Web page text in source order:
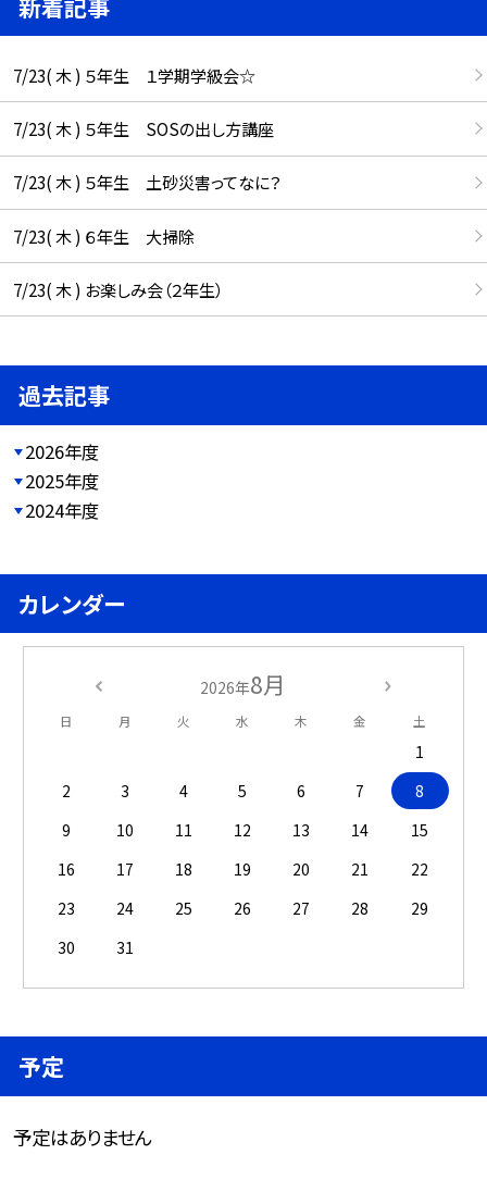
7/23( 木 ) ５年生 １学期学級会☆
7/23( 木 ) ５年生 SOSの出し方講座
7/23( 木 ) ５年生 土砂災害ってなに？
7/23( 木 ) ６年生 大掃除
7/23( 木 ) お楽しみ会（２年生）
過去記事
2026年度
2025年度
2024年度
カレンダー
2026年8月
日 月 火 水 木 金 土
1
2
3 4 5 6 7
8
9
10 11 12 13 14
15
16
17 18 19 20 21
22
23
24 25 26 27 28
29
30
31
予定
予定はありません